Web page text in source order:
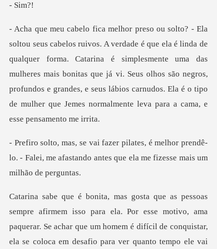
Si
lquer forma. Catarina é simplesmente uma das
mulheres mais bonitas que já vi. Seus olhos são negros,
profundos e grand
melhor prendê-
lo. - Falei, me afastando antes
ela. Por esse motivo, ama
paquerar. Se achar que um homem é difícil de conquis